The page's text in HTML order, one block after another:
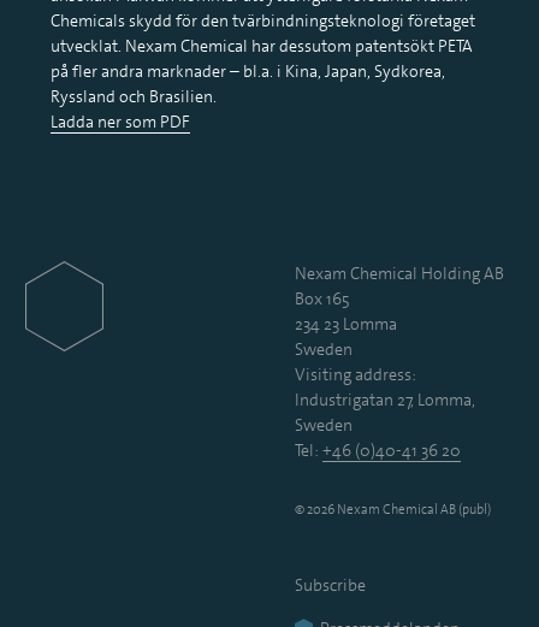
Chemicals skydd för den tvärbindningsteknologi företaget
utvecklat. Nexam Chemical har dessutom patentsökt PETA
på fler andra marknader – bl.a. i Kina, Japan, Sydkorea,
Ryssland och Brasilien.
Ladda ner som PDF
Nexam Chemical Holding AB
Box 165
234 23 Lomma
Sweden
Visiting address:
Industrigatan 27, Lomma,
Sweden
Tel: +46 (0)40-41 36 20
© 2026 Nexam Chemical AB (publ)
Subscribe